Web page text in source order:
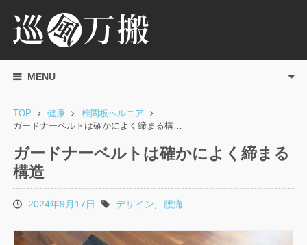
MENU
TOP 健康
椎間板ヘルニア
ガードナーベルトは確かによく締まる構…
ガードナーベルトは確かによく締まる
構造
投2024年9月17日
タデザイン 腰痛